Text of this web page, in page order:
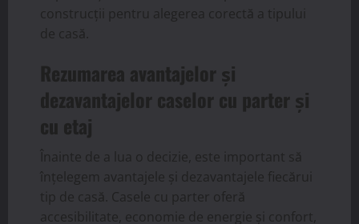
construcții pentru alegerea corectă a tipului
de casă.
Rezumarea avantajelor și
dezavantajelor caselor cu parter și
cu etaj
Înainte de a lua o decizie, este important să
înțelegem avantajele și dezavantajele fiecărui
tip de casă. Casele cu parter oferă
accesibilitate, economie de energie și confort,